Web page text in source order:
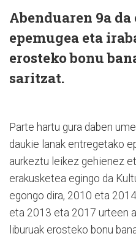
Abenduaren 9a
epemugea eta
erosteko bonu
saritzat.
Parte hartu gura daben
daukie lanak entregetako
aurkeztu leikez gehienez
erakusketea egingo da
egongo dira, 2010 eta
eta 2013 eta 2017 urteen
liburuak erosteko bonu